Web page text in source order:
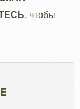
, чтобы